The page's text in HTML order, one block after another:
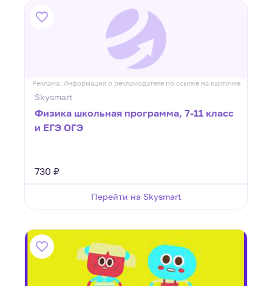
Реклама. Информация о рекламодателе по ссылке на карточке
Skysmart
Физика школьная программа, 7-11 класс
и ЕГЭ ОГЭ
730 ₽
Перейти на Skysmart